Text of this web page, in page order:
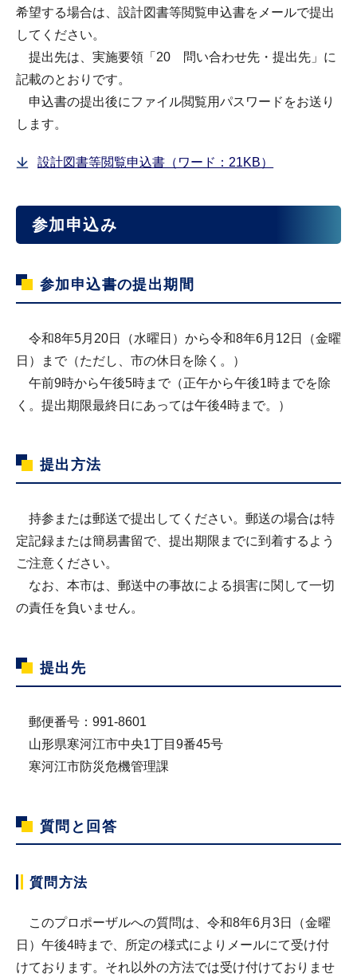
希望する場合は、設計図書等閲覧申込書をメールで提出
してください。
提出先は、実施要領「20 問い合わせ先・提出先」に
記載のとおりです。
申込書の提出後にファイル閲覧用パスワードをお送り
します。
設計図書等閲覧申込書（ワード：21KB）
参加申込み
参加申込書の提出期間
令和8年5月20日（水曜日）から令和8年6月12日（金曜
日）まで（ただし、市の休日を除く。）
午前9時から午後5時まで（正午から午後1時までを除
く。提出期限最終日にあっては午後4時まで。）
提出方法
持参または郵送で提出してください。郵送の場合は特
定記録または簡易書留で、提出期限までに到着するよう
ご注意ください。
なお、本市は、郵送中の事故による損害に関して一切
の責任を負いません。
提出先
郵便番号：991-8601
山形県寒河江市中央1丁目9番45号
寒河江市防災危機管理課
質問と回答
質問方法
このプロポーザルへの質問は、令和8年6月3日（金曜
日）午後4時まで、所定の様式によりメールにて受け付
けております。それ以外の方法では受け付けておりませ